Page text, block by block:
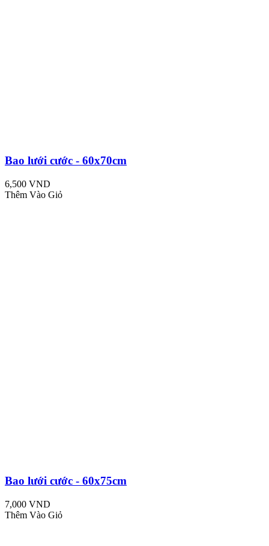
Bao lưới cước - 60x70cm
6,500 VND
Thêm Vào Giỏ
Bao lưới cước - 60x75cm
7,000 VND
Thêm Vào Giỏ